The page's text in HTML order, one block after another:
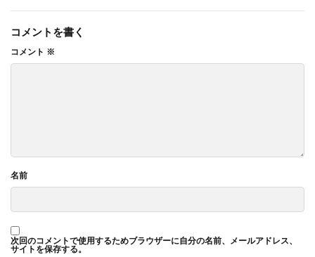
コメントを書く
コメント ※
名前
次回のコメントで使用するためブラウザーに自分の名前、メールアドレス、
サイトを保存する。